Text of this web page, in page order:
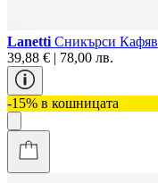
Lanetti Сникърси Кафяв
39,88 € | 78,00 лв.
-15% в кошницата